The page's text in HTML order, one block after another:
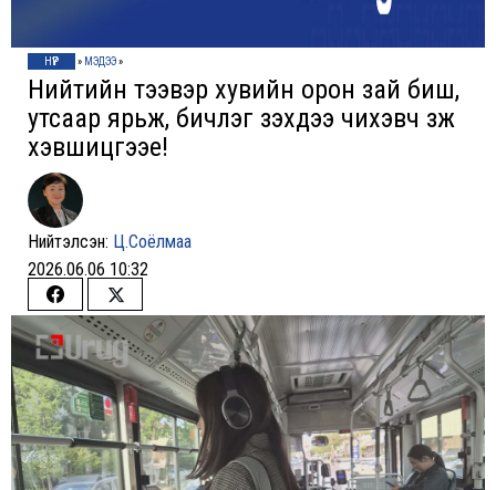
НҮҮР » МЭДЭЭ»
Нийтийн тээвэр хувийн орон зай биш,
утсаар ярьж, бичлэг үзэхдээ чихэвч зүүж
хэвшицгээе!
Нийтэлсэн: Ц.Соёлмаа
2026.06.06 10:32
Share
on
Facebook
Share
on
Twitter